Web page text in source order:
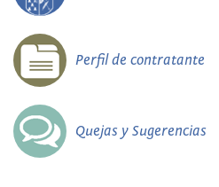
Perfil de contratante
Quejas y Sugerencias